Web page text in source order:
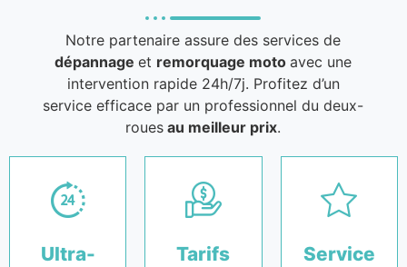
Notre partenaire assure des services de
dépannageet remorquage motoavec une
intervention rapide 24h/7j. Profitez d’un
service efficace par un professionnel du deux-
roues au meilleur prix.
Ultra-
Tarifs
Service